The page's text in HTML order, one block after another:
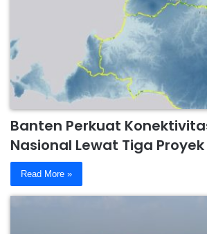
Banten Perkuat
Nasional Lewat Tiga
Read More »